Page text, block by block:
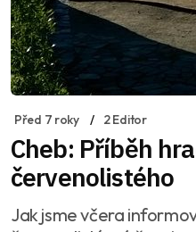
Před 7 roky 2 Editor
Cheb: Příběh
červenolistého
Jak jsme včera